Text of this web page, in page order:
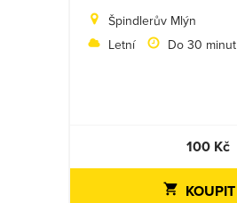
Špindlerův Mlýn
Letní
Do 30 minut
100 Kč
KOUPIT